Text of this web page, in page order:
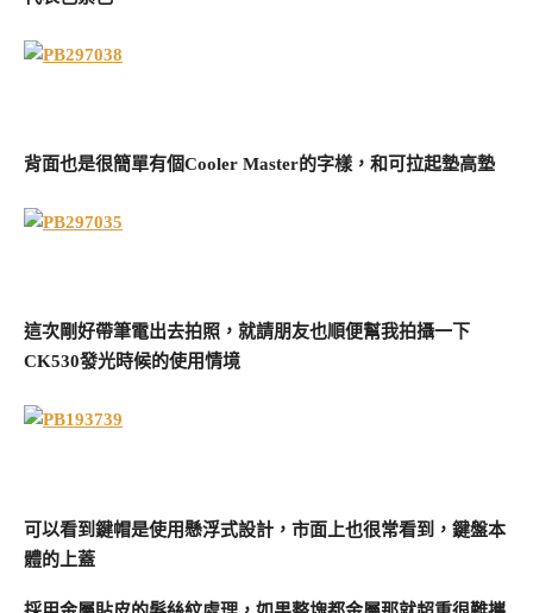
背面也是很簡單有個Cooler Master的字樣，和可拉起墊高墊
這次剛好帶筆電出去拍照，就請朋友也順便幫我拍攝一下
CK530發光時候的使用情境
可以看到鍵帽是使用懸浮式設計，市面上也很常看到，鍵盤本
體的上蓋